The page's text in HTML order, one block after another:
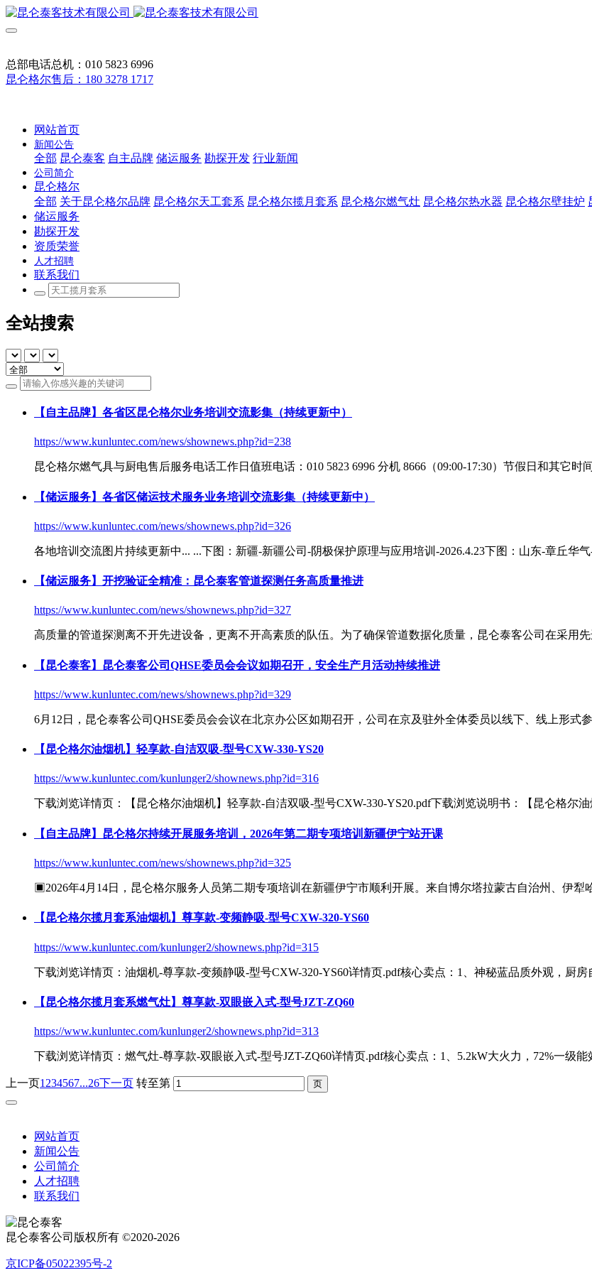
总部电话总机：010 5823 6996
昆仑格尔售后：180 3278 1717
网站首页
新闻公告
全部 昆仑泰客 自主品牌 储运服务 勘探开发 行业新闻
公司简介
昆仑格尔
全部 关于昆仑格尔品牌 昆仑格尔天工套系 昆仑格尔揽月套系 昆仑格尔燃气灶 昆仑格尔热水器 昆仑格尔壁挂炉
储运服务
勘探开发
资质荣誉
人才招聘
联系我们
全站搜索
【自主品牌】各省区昆仑格尔业务培训交流影集（持续更新中）
https://www.kunluntec.com/news/shownews.php?id=238
昆仑格尔燃气具与厨电售后服务电话工作日值班电话：010 5823 6996 分机 8666（09:00-17:30）节假日和其它时
【储运服务】各省区储运技术服务业务培训交流影集（持续更新中）
https://www.kunluntec.com/news/shownews.php?id=326
各地培训交流图片持续更新中... ...下图：新疆-新疆公司-阴极保护原理与应用培训-2026.4.23下图：山东-章丘华
【储运服务】开挖验证全精准：昆仑泰客管道探测任务高质量推进
https://www.kunluntec.com/news/shownews.php?id=327
高质量的管道探测离不开先进设备，更离不开高素质的队伍。为了确保管道数据化质量，昆仑泰客公司在采用
【昆仑泰客】昆仑泰客公司QHSE委员会会议如期召开，安全生产月活动持续推进
https://www.kunluntec.com/news/shownews.php?id=329
6月12日，昆仑泰客公司QHSE委员会会议在北京办公区如期召开，公司在京及驻外全体委员以线下、线上形式
【昆仑格尔油烟机】轻享款-自洁双吸-型号CXW-330-YS20
https://www.kunluntec.com/kunlunger2/shownews.php?id=316
下载浏览详情页：【昆仑格尔油烟机】轻享款-自洁双吸-型号CXW-330-YS20.pdf下载浏览说明书：【昆仑格尔
【自主品牌】昆仑格尔持续开展服务培训，2026年第二期专项培训新疆伊宁站开课
https://www.kunluntec.com/news/shownews.php?id=325
▣2026年4月14日，昆仑格尔服务人员第二期专项培训在新疆伊宁市顺利开展。来自博尔塔拉蒙古自治州、伊
【昆仑格尔揽月套系油烟机】尊享款-变频静吸-型号CXW-320-YS60
https://www.kunluntec.com/kunlunger2/shownews.php?id=315
下载浏览详情页：油烟机-尊享款-变频静吸-型号CXW-320-YS60详情页.pdf核心卖点：1、神秘蓝品质外观，厨
【昆仑格尔揽月套系燃气灶】尊享款-双眼嵌入式-型号JZT-ZQ60
https://www.kunluntec.com/kunlunger2/shownews.php?id=313
下载浏览详情页：燃气灶-尊享款-双眼嵌入式-型号JZT-ZQ60详情页.pdf核心卖点：1、5.2kW大火力，72%一级
上一页1 234567...26下一页 转至第
网站首页
新闻公告
公司简介
人才招聘
联系我们
昆仑泰客公司版权所有 ©2020-2026
京ICP备05022395号-2